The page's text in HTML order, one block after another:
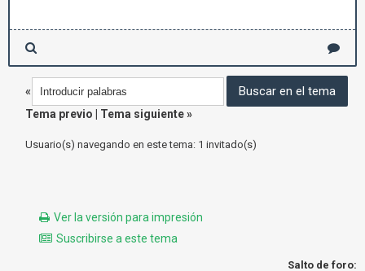
«
Tema previo
Tema siguiente»
Usuario(s) navegando en este tema: 1 invitado(s)
Ver la versión para impresión
Suscribirse a este tema
Salto de foro: